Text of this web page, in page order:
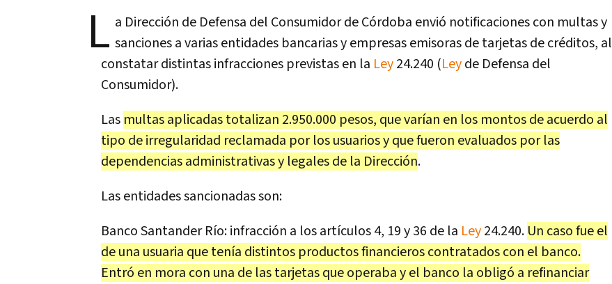
L a Dirección de Defensa del Consumidor de Córdoba envió notificaciones con multas y
sanciones a varias entidades bancarias y empresas emisoras de tarjetas de créditos, al
constatar distintas infracciones previstas en la Ley24.240 (Leyde Defensa del
Consumidor).
Las multas aplicadas totalizan 2.950.000 pesos, que varían en los montos de acuerdo al
tipo de irregularidad reclamada por los usuarios y que fueron evaluados por las
dependencias administrativas y legales de la Dirección.
Las entidades sancionadas son:
Banco Santander Río: infracción a los artículos 4, 19 y 36 de la Ley24.240. Un caso fue el
de una usuaria que tenía distintos productos financieros contratados con el banco.
Entró en mora con una de las tarjetas que operaba y el banco la obligó a refinanciar